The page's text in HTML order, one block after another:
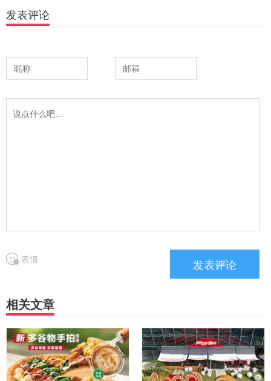
发表评论
表情
相关文章